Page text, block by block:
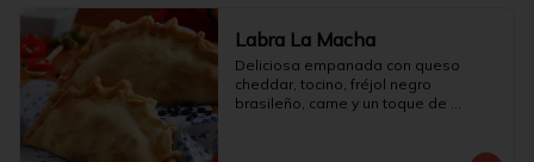
Labra La Macha
Deliciosa empanada con queso
cheddar, tocino, fréjol negro
brasileño, carne y un toque de